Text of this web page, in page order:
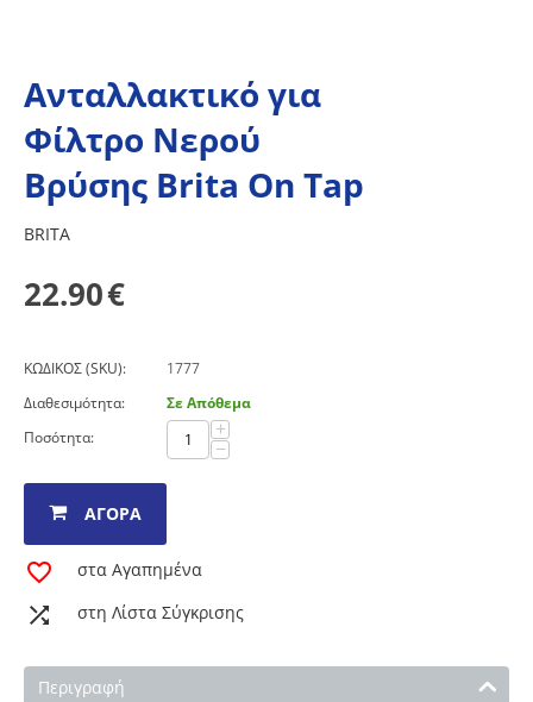
Ανταλλακτικό για
Φίλτρο Νερού
Βρύσης Brita On Tap
BRITA
22.90€
ΚΩΔΙΚΟΣ (SKU):
1777
Διαθεσιμότητα:
Σε Απόθεμα
Ποσότητα:
+
−
ΑΓΟΡΆ
στα Αγαπημένα
στη Λίστα Σύγκρισης
Περιγραφή